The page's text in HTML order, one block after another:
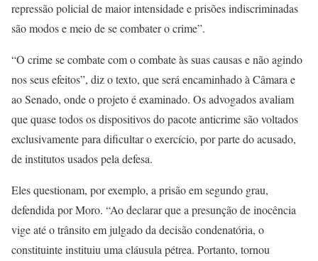
repressão policial de maior intensidade e prisões indiscriminadas
são modos e meio de se combater o crime”.
“O crime se combate com o combate às suas causas e não agindo
nos seus efeitos”, diz o texto, que será encaminhado à Câmara e
ao Senado, onde o projeto é examinado. Os advogados avaliam
que quase todos os dispositivos do pacote anticrime são voltados
exclusivamente para dificultar o exercício, por parte do acusado,
de institutos usados pela defesa.
Eles questionam, por exemplo, a prisão em segundo grau,
defendida por Moro. “Ao declarar que a presunção de inocência
vige até o trânsito em julgado da decisão condenatória, o
constituinte instituiu uma cláusula pétrea. Portanto, tornou